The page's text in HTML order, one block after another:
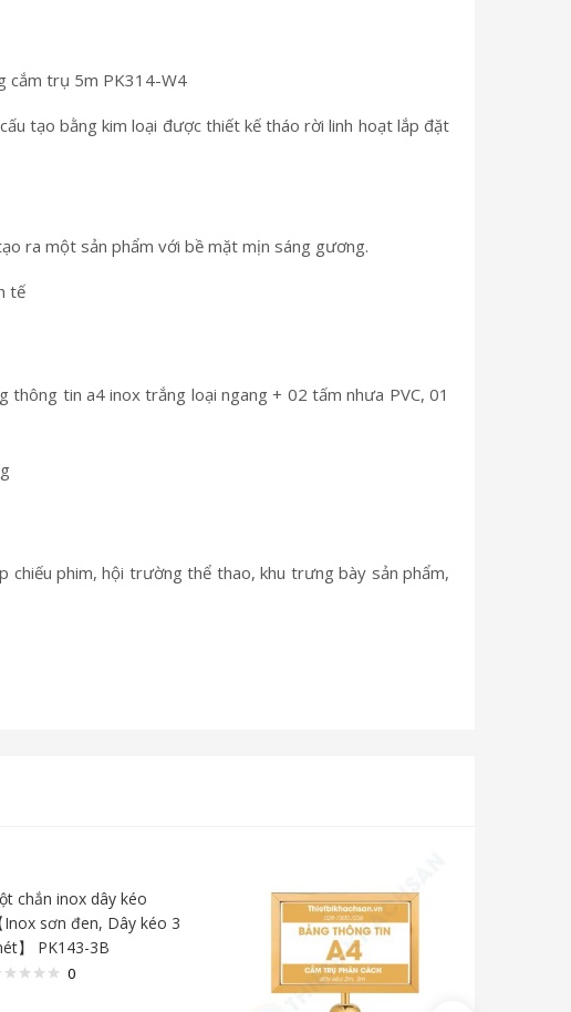
tạo bằng kim loại được thiết kế tháo rời linh hoạt lắp đặt
ra một sản phẩm với bề mặt mịn sáng gương.
tin a4 inox trắng loại ngang + 02 tấm nhưa PVC, 01
chiếu phim, hội trường thể thao, khu trưng bày sản phẩm,
chắn inox dây kéo
Inox sơn đen, Dây kéo 3
】 PK143-3B
0